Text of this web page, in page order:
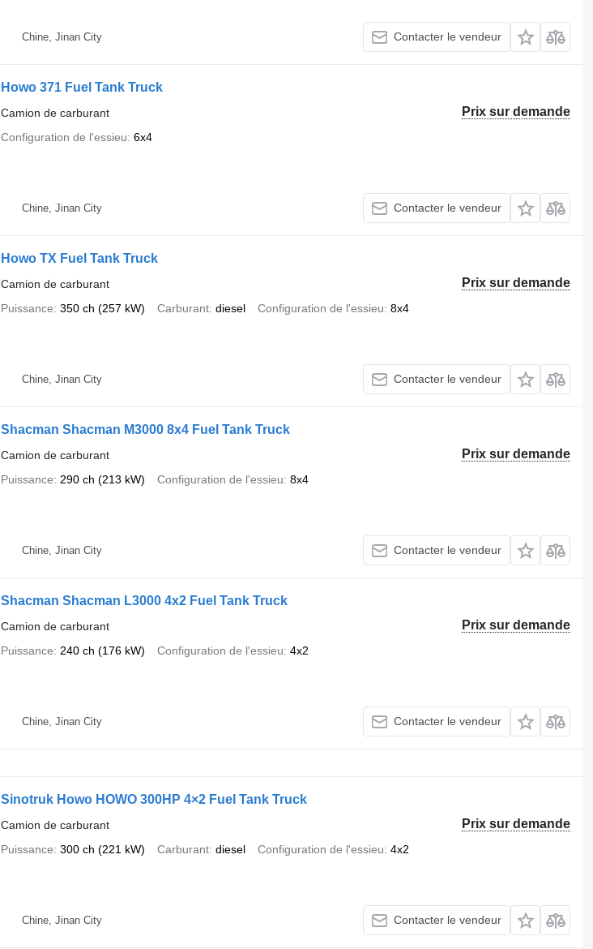
Chine, Jinan City Contacter le vendeur
Howo 371 Fuel Tank Truck
Prix sur demande
Camion de carburant
Configuration de l'essieu 6x4
Chine, Jinan City Contacter le vendeur
Howo TX Fuel Tank Truck
Prix sur demande
Camion de carburant
Puissance 350 ch (257 kW) Carburant diesel Configuration de l'essieu 8x4
Chine, Jinan City Contacter le vendeur
Shacman Shacman M3000 8x4 Fuel Tank Truck
Prix sur demande
Camion de carburant
Puissance
290 ch (213 kW) Configuration de l'essieu 8x4
Chine, Jinan City Contacter le vendeur
Shacman Shacman L3000 4x2 Fuel Tank Truck
Prix sur demande
Camion de carburant
Puissance
240 ch (176 kW) Configuration de l'essieu 4x2
Chine, Jinan City Contacter le vendeur
Sinotruk Howo HOWO 300HP 4×2 Fuel Tank Truck
Prix sur demande
Camion de carburant
Puissance 300 ch (221 kW) Carburant diesel Configuration de l'essieu 4x2
Chine, Jinan City Contacter le vendeur